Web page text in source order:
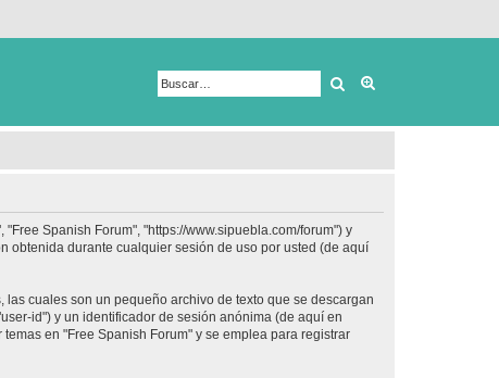
Buscar
Spanish Forum", "https://www.sipuebla.com/forum") y
obtenida durante cualquier sesión de uso por usted (de aquí
cuales son un pequeño archivo de texto que se descargan
id") y un identificador de sesión anónima (de aquí en
en "Free Spanish Forum" y se emplea para registrar